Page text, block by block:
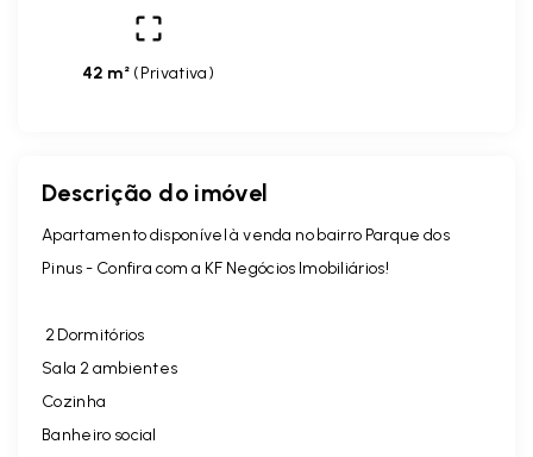
42 m² (Privativa)
Descrição do imóvel
Apartamento disponível à venda no bairro Parque dos
Pinus - Confira com a KF Negócios Imobiliários!
2 Dormitórios
Sala 2 ambientes
Cozinha
Banheiro social